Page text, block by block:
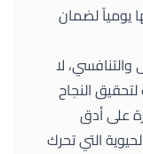
يومياً لضمان
والتنافسي، لا
النجاح
على أدق
التي تحرك